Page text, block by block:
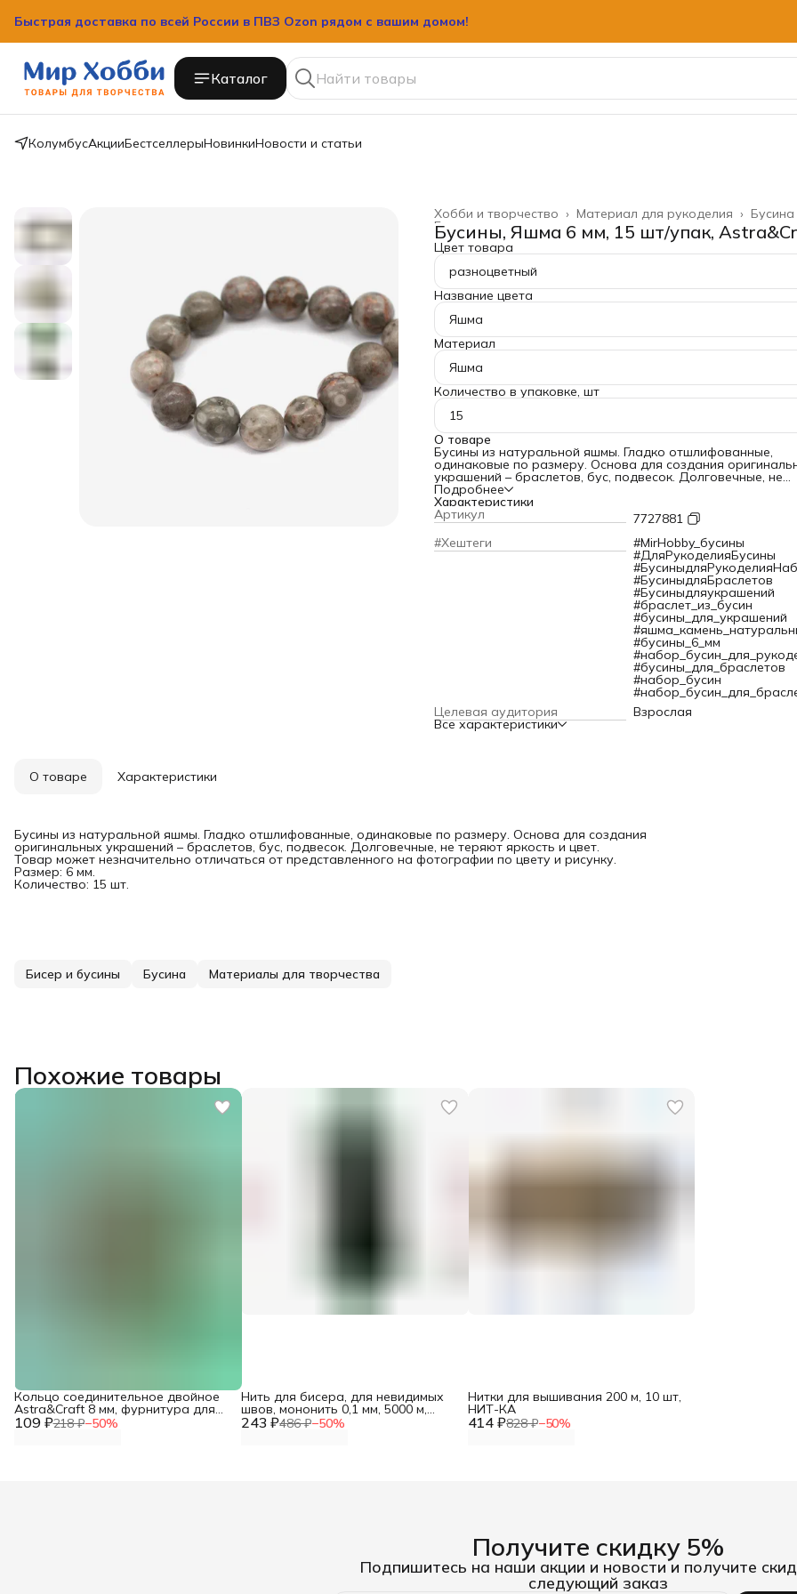
Быстрая доставка по всей России в ПВЗ Ozon рядом с вашим домом!
Быстрая доставка по всей России в ПВЗ Ozon рядом с вашим домом!
Каталог
КолумбусАкцииБестселлерыНовинкиНовости и статьи
Бусина
Материал для рукоделия ›
Хобби и творчество ›
Главная ›
Бусины, Яшма 6 мм, 15 шт/упак,
Цвет товара
разноцветный
Название цвета
Яшма
Материал
Яшма
Количество в упаковке, шт
15
О товаре
Бусины из натуральной яшмы. Гладко отшлифованные,
одинаковые по размеру. Основа для создания
украшений – браслетов, бус, подвесок. Долговечные, не
теряют яркость и цвет.
Товар может незначительно отличаться от
на фотографии по цвету и рисунку.
Размер: 6 мм.
Количество: 15 шт.
Подробнее
Характеристики
Артикул
7727881
#Хештеги
#MirHobby_бусины
#ДляРукоделияБусины
#БусиныдляБраслетов
#Бусиныдляукрашений
#браслет_из_бусин
#бусины_для_украшений
#бусины_6_мм
#бусины_для_браслетов
#набор_бусин
Целевая аудитория
Взрослая
Все характеристики
О товаре Характеристики
Бусины из натуральной яшмы. Гладко отшлифованные, одинаковые по размеру. Основа для создания
оригинальных украшений – браслетов, бус, подвесок. Долговечные, не теряют яркость и цвет.
Товар может незначительно отличаться от представленного на фотографии по цвету и рисунку.
Размер: 6 мм.
Количество: 15 шт.
Бисер и бусины Бусина Материалы для творчества
Похожие товары
109 ₽218 ₽−50%
Кольцо соединительное двойное
Astra&Craft 8 мм, фурнитура для
бижутерии, 50 шт/упак, цвет латунь 243 ₽486 ₽−50%
Нить для бисера, для невидимых
швов, мононить 0,1 мм, 5000 м,
100% нейлон, 1 шт, Айрис 414 ₽828 ₽−50%
Нитки для вышивания 200 м, 10 шт,
НИТ-КА
Получите скидку 5%
Подпишитесь на наши акции и новости и получите
следующий заказ